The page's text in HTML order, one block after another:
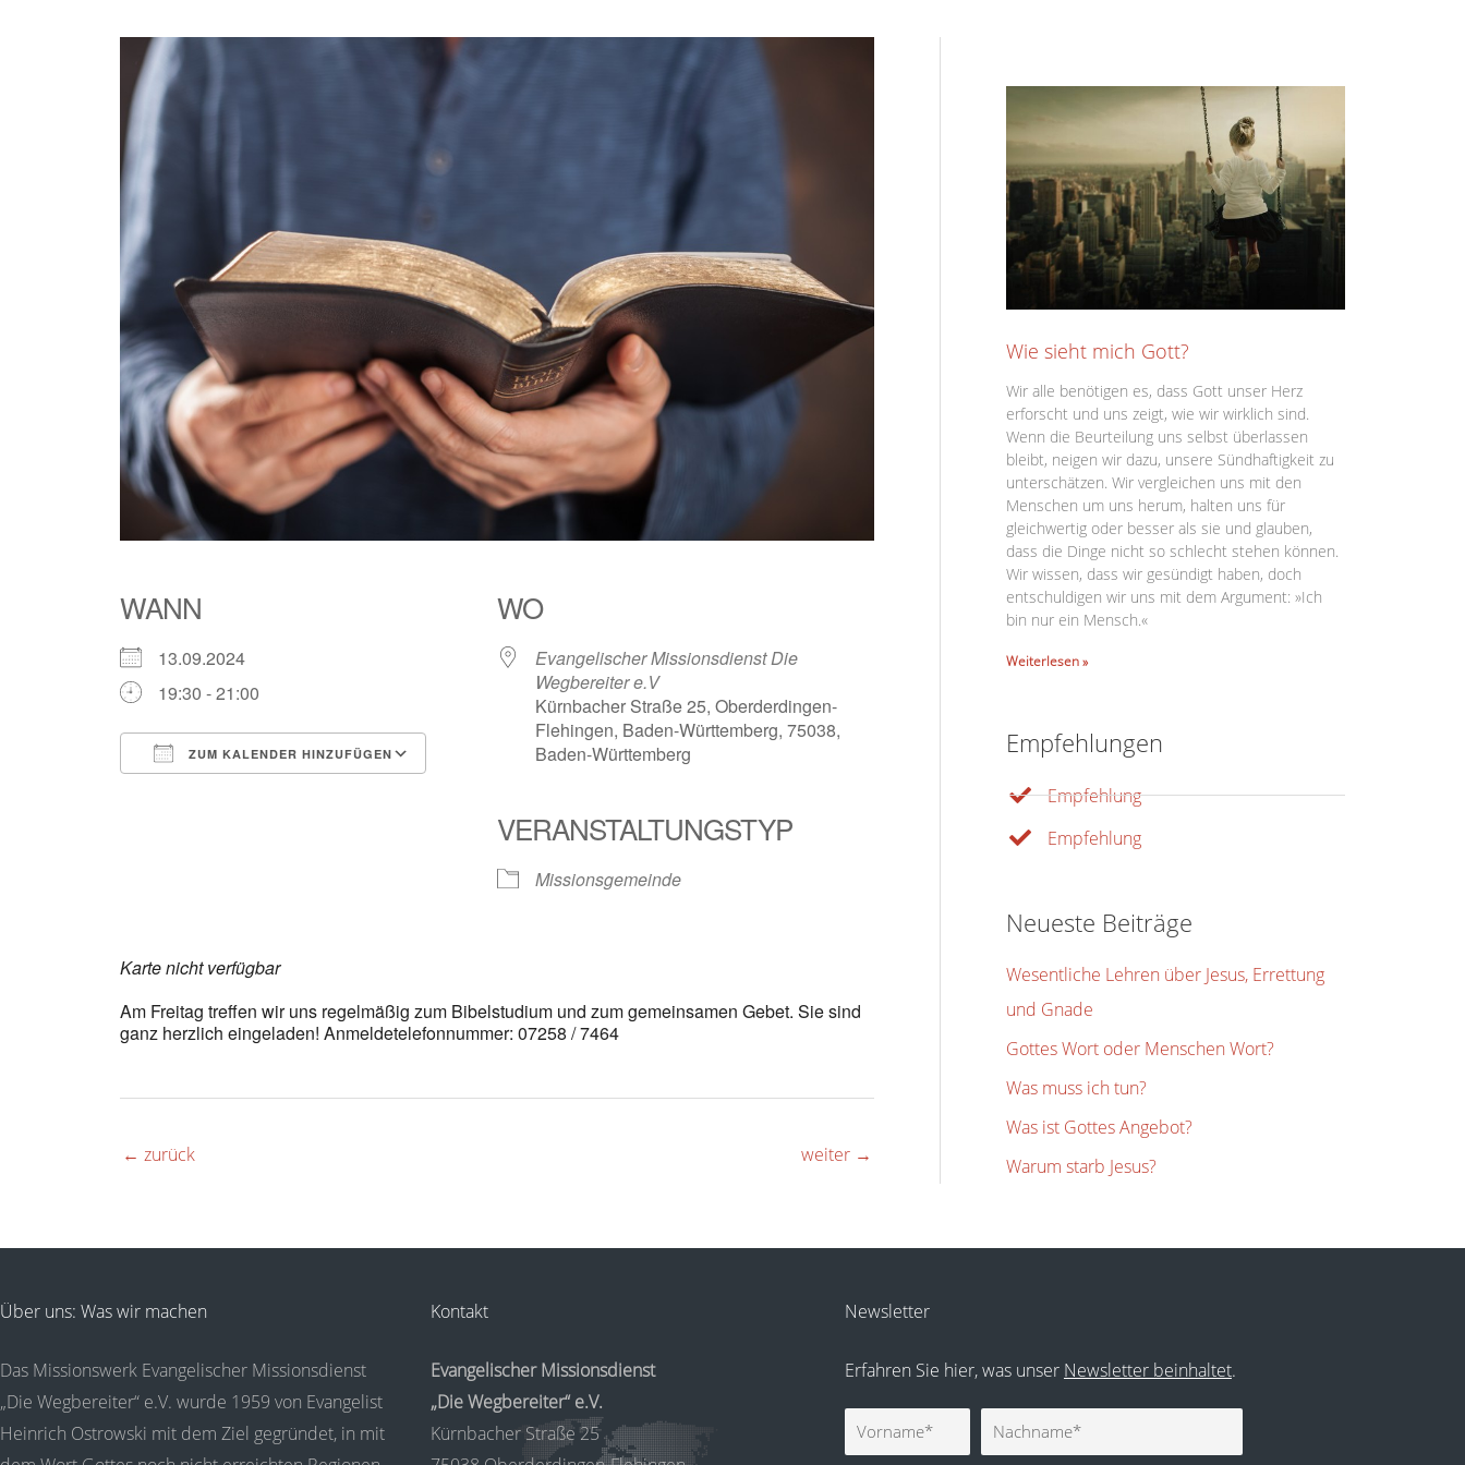
WANN
13.09.2024
19:30 - 21:00
ZUM KALENDER HINZUFÜGEN
Office 365 Outlook Live
WO
Evangelischer Missionsdienst Die
Wegbereiter e.V
Kürnbacher Straße 25, Oberderdingen-
Flehingen, Baden-Württemberg, 75038,
Baden-Württemberg
VERANSTALTUNGSTYP
Missionsgemeinde
Karte nicht verfügbar
Am Freitag treffen wir uns regelmäßig zum Bibelstudium und zum gemeinsamen Gebet. Sie sind
ganz herzlich eingeladen! Anmeldetelefonnummer: 07258 / 7464
← zurück weiter →
Wie sieht mich Gott?
Wir alle benötigen es, dass Gott unser Herz
erforscht und uns zeigt, wie wir wirklich sind.
Wenn die Beurteilung uns selbst überlassen
bleibt, neigen wir dazu, unsere Sündhaftigkeit zu
unterschätzen. Wir vergleichen uns mit den
Menschen um uns herum, halten uns für
gleichwertig oder besser als sie und glauben,
dass die Dinge nicht so schlecht stehen können.
Wir wissen, dass wir gesündigt haben, doch
entschuldigen wir uns mit dem Argument: »Ich
bin nur ein Mensch.«
Weiterlesen »
Empfehlungen
Empfehlung
Empfehlung
Neueste Beiträge
Wesentliche Lehren über Jesus, Errettung
und Gnade
Gottes Wort oder Menschen Wort?
Was muss ich tun?
Was ist Gottes Angebot?
Warum starb Jesus?
Über uns: Was wir machen
Das Missionswerk Evangelischer Missionsdienst
„Die Wegbereiter“ e.V. wurde 1959 von Evangelist
Heinrich Ostrowski mit dem Ziel gegründet, in mit
Kontakt
Evangelischer Missionsdienst
„Die Wegbereiter“ e.V.
Kürnbacher Straße 25
Newsletter
Erfahren Sie hier, was unser Newsletter beinhaltet.
Vorname Nachname